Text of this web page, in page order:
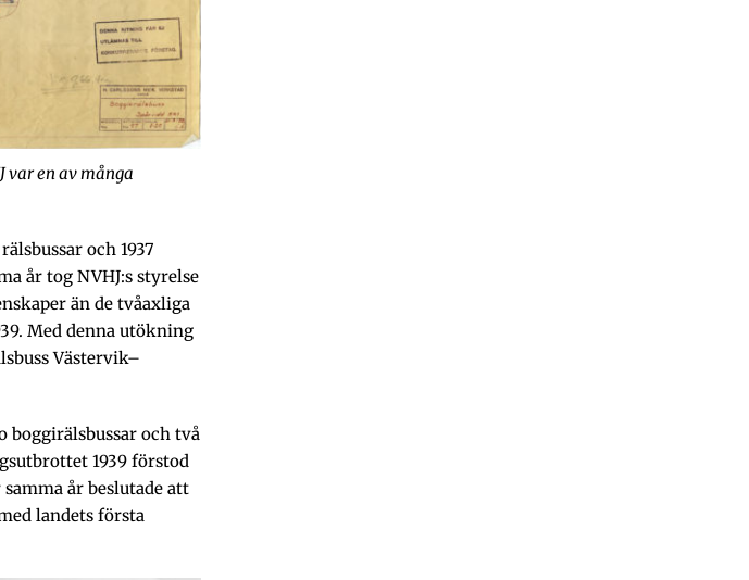
var en av många
och 1937
år tog NVHJ:s styrelse
än de tvåaxliga
Med denna utökning
Västervik–
boggirälsbussar och två
1939 förstod
år beslutade att
landets första